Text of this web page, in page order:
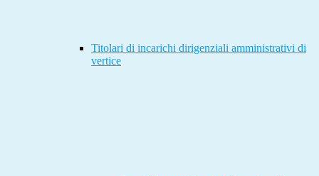
Titolari di incarichi dirigenziali amministrativi di
vertice